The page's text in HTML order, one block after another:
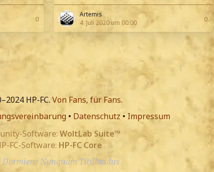
0
Artemis
4. Juli 2020 um 00:00
0
HP-FC. Von Fans, für Fans.
• Datenschutz • Impressum
Software: WoltLab Suite™
FC-Software: HP-FC Core
Dormiens Nunquam Titillandus